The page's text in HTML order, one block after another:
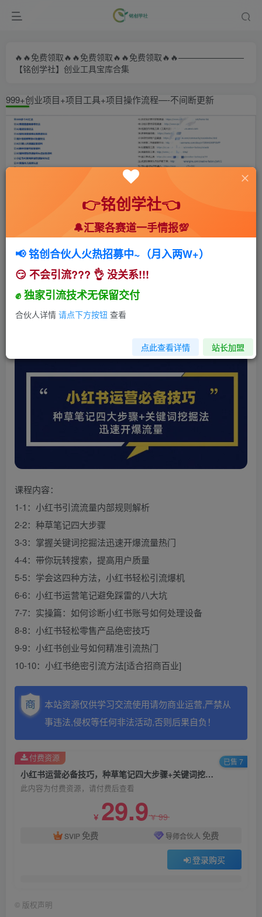
🔥🔥免费领取🔥🔥免费领取🔥🔥免费领取🔥🔥————————
【铭创学社】创业工具宝库合集
999+创业项目+项目工具+项目操作流程—-不间断更新
首页 🍻会员专享 📚综合教程 正文
小红书运营必备技巧，种草笔记四大步骤+关键词
挖掘法：迅速开爆流量
小助手
229 7
课程内容：
1-1：小红书引流流量内部规则解析
2-2：种草笔记四大步骤
3-3：掌握关键词挖掘法迅速开爆流量热门
4-4：带你玩转搜索，提高用户质量
5-5：学会这四种方法，小红书轻松引流爆机
6-6：小红书运营笔记避免踩雷的八大坑
7-7：实操篇：如何诊断小红书账号如何处理设备
8-8：小红书轻松零售产品绝密技巧
9-9：小红书创业号如何精准引流热门
10-10：小红书绝密引流方法[适合招商百业]
本站资源仅供学习交流使用请勿商业运营,严禁从
事违法,侵权等任何非法活动,否则后果自负！
小红书运营必备技巧，种草笔记四大步骤+关键词挖掘法：迅速开爆流量
此内容为付费资源，请付费后查看
￥ 29.9￥99
SVIP 免费 导师合伙人 免费
登录购买
付费资源 已售 7
© 版权声明
👉铭创学社👈
🔔汇聚各赛道一手情报💯
📢 铭创合伙人火热招募中~（月入两W+）
😏 不会引流??? 👌 没关系!!!
✊ 独家引流技术无保留交付
合伙人详情 请点下方按钮 查看
点此查看详情 站长加盟